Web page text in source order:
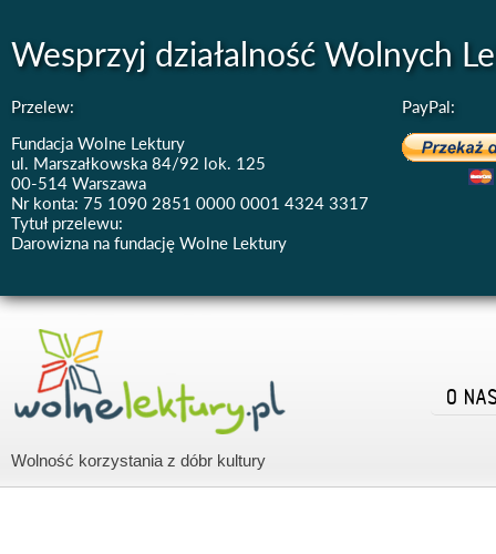
Wesprzyj działalność Wolnych
Przelew:
Fundacja Wolne Lektury
ul. Marszałkowska 84/92 lok. 125
00-514 Warszawa
Nr konta: 75 1090 2851 0000 0001 4324 3317
Tytuł przelewu:
Darowizna na fundację Wolne Lektury
PayPal:
Wolność korzystania z dóbr kultury
O